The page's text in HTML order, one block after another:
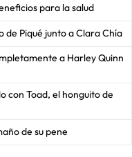
para la salud
Piqué junto a Clara Chía
a Harley Quinn
con Toad, el honguito de
de su pene